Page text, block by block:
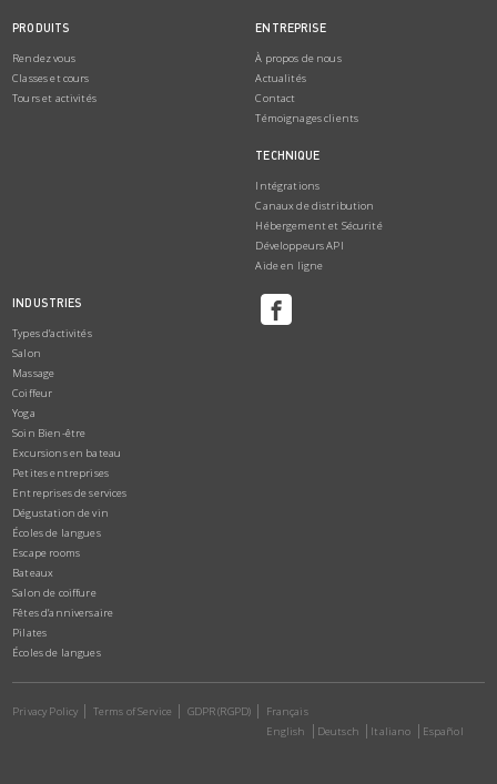
PRODUITS
Rendez vous
Classes et cours
Tours et activités
ENTREPRISE
À propos de nous
Actualités
Contact
Témoignages clients
TECHNIQUE
Intégrations
Canaux de distribution
Hébergement et Sécurité
Développeurs API
Aide en ligne
INDUSTRIES
Types d’activités
Salon
Massage
Coiffeur
Yoga
Soin Bien-être
Excursions en bateau
Petites entreprises
Entreprises de services
Dégustation de vin
Écoles de langues
Escape rooms
Bateaux
Salon de coiffure
Fêtes d’anniversaire
Pilates
Écoles de langues
Privacy Policy Terms of Service GDPR (RGPD)
Français
English
Deutsch Italiano Español